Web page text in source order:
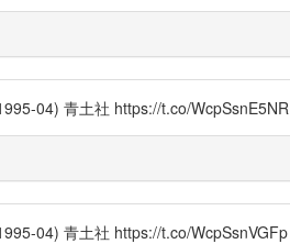
04) 青土社 https://t.co/WcpSsnE5NR
04) 青土社 https://t.co/WcpSsnVGFp